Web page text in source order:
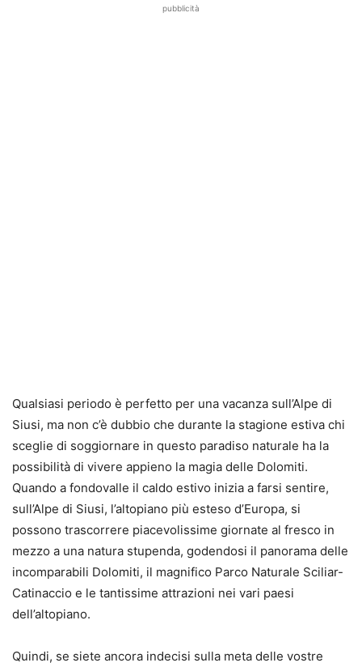
pubblicità
Qualsiasi periodo è perfetto per una vacanza sull’Alpe di
Siusi, ma non c’è dubbio che durante la stagione estiva chi
sceglie di soggiornare in questo paradiso naturale ha la
possibilità di vivere appieno la magia delle Dolomiti.
Quando a fondovalle il caldo estivo inizia a farsi sentire,
sull’Alpe di Siusi, l’altopiano più esteso d’Europa, si
possono trascorrere piacevolissime giornate al fresco in
mezzo a una natura stupenda, godendosi il panorama delle
incomparabili Dolomiti, il magnifico Parco Naturale Sciliar-
Catinaccio e le tantissime attrazioni nei vari paesi
dell’altopiano.
Quindi, se siete ancora indecisi sulla meta delle vostre